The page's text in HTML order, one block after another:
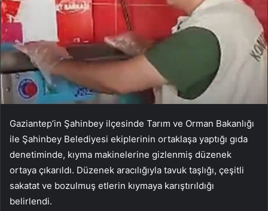
Gaziantep’in Şahinbey ilçesinde Tarım ve Orman Bakanlığı
ile Şahinbey Belediyesi ekiplerinin ortaklaşa yaptığı gıda
denetiminde, kıyma makinelerine gizlenmiş düzenek
ortaya çıkarıldı. Düzenek aracılığıyla tavuk taşlığı, çeşitli
sakatat ve bozulmuş etlerin kıymaya karıştırıldığı
belirlendi.